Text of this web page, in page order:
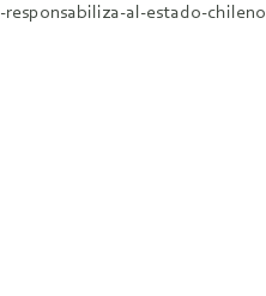
al-estado-chileno